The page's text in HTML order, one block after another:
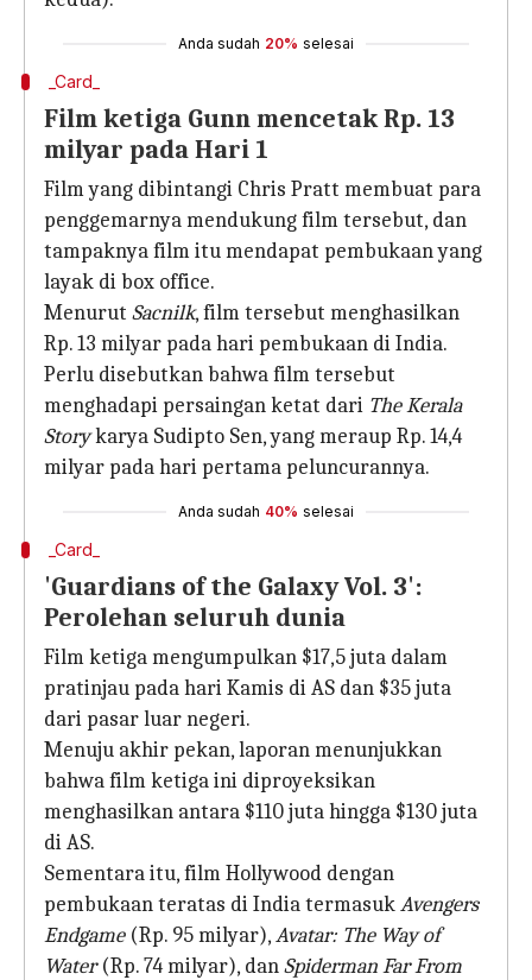
Anda sudah 20% selesai
_Card_
Film ketiga Gunn mencetak Rp. 13
milyar pada Hari 1
Film yang dibintangi Chris Pratt membuat para
penggemarnya mendukung film tersebut, dan
tampaknya film itu mendapat pembukaan yang
layak di box office.
Menurut Sacnilk, film tersebut menghasilkan
Rp. 13 milyar pada hari pembukaan di India.
Perlu disebutkan bahwa film tersebut
menghadapi persaingan ketat dari The Kerala
Storykarya Sudipto Sen, yang meraup Rp. 14,4
milyar pada hari pertama peluncurannya.
Anda sudah 40% selesai
_Card_
'Guardians of the Galaxy Vol. 3':
Perolehan seluruh dunia
Film ketiga mengumpulkan $17,5 juta dalam
pratinjau pada hari Kamis di AS dan $35 juta
dari pasar luar negeri.
Menuju akhir pekan, laporan menunjukkan
bahwa film ketiga ini diproyeksikan
menghasilkan antara $110 juta hingga $130 juta
di AS.
Sementara itu, film Hollywood dengan
pembukaan teratas di India termasukAvengers
Endgame(Rp. 95 milyar),Avatar: The Way of
Water(Rp. 74 milyar), danSpiderman Far From